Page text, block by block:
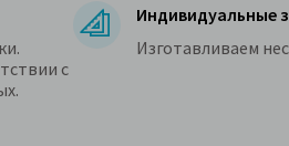
с
Индивидуальные
Изготавливаем